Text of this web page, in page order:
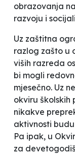
obrazovanja
razvoju i
Uz zaštitna
razlog zašto u
viših razreda
bi mogli
mjesečno. Uz
okviru školskih
nikakve
aktivnosti
Pa ipak, u
za